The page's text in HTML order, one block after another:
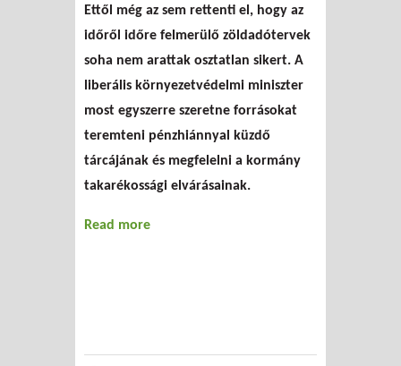
Ettől még az sem rettenti el, hogy az
időről időre felmerülő zöldadótervek
soha nem arattak osztatlan sikert. A
liberális környezetvédelmi miniszter
most egyszerre szeretne forrásokat
teremteni pénzhiánnyal küzdő
tárcájának és megfelelni a kormány
takarékossági elvárásainak.
Read more